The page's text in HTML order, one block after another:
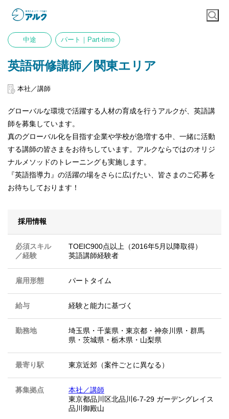
中途 パート｜Part-time
英語研修講師／関東エリア
本社／講師
グローバルな環境で活躍する人材の育成を行うアルクが、英語講
師を募集しています。
真のグローバル化を目指す企業や学校が急増する中、一緒に活動
する講師の皆さまをお待ちしています。アルクならではのオリジ
ナルメソッドのトレーニングも実施します。
『英語指導力』の活躍の場をさらに広げたい、皆さまのご応募を
お待ちしております！
採用情報
必須スキル
／経験
TOEIC900点以上（2016年5月以降取得）
英語講師経験者
雇用形態 パートタイム
給与 経験と能力に基づく
勤務地 埼玉県 ・ 千葉県 ・ 東京都 ・ 神奈川県 ・ 群馬
県 ・ 茨城県 ・ 栃木県 ・ 山梨県
最寄り駅 東京近郊（案件ごとに異なる）
募集拠点
本社／講師
東京都品川区北品川6-7-29 ガーデングレイス
品川御殿山